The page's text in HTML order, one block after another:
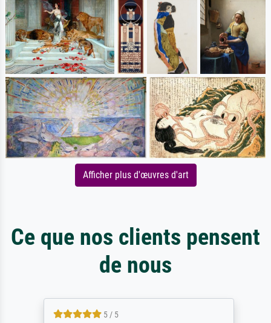
Afficher plus d'œuvres d'art
Ce que nos clients pensent
de nous
5 / 5